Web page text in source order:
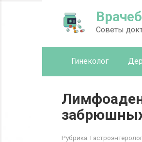
Советы
Гинеколог
Рубрика: Гастроэнтеролог